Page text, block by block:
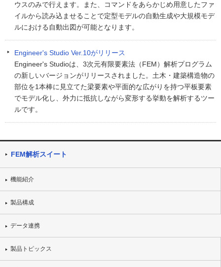
ウスのみで行えます。また、コマンドをあらかじめ用意したファ
イルから読み込ませることで定型モデルの自動生成や大規模モデ
ルにおける自動出図が可能となります。
Engineer's Studio Ver.10がリリース
Engineer's Studioは、3次元有限要素法（FEM）解析プログラム
の新しいバージョンがリリースされました。土木・建築構造物の
部位を1本棒に見立てた梁要素や平面的な広がりを持つ平板要素
でモデル化し、外力に抵抗しながら変形する挙動を解析するツー
ルです。
FEM解析スイート
機能紹介
製品構成
データ連携
製品トピックス